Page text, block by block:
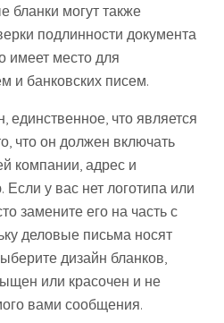
могут также
подлинности документа
имеет место для
и банковских писем.
единственное, что является
что он должен включать
компании, адрес и
у вас нет логотипа или
замените его на часть с
деловые письма носят
дизайн бланков,
или красочен и не
вами сообщения.